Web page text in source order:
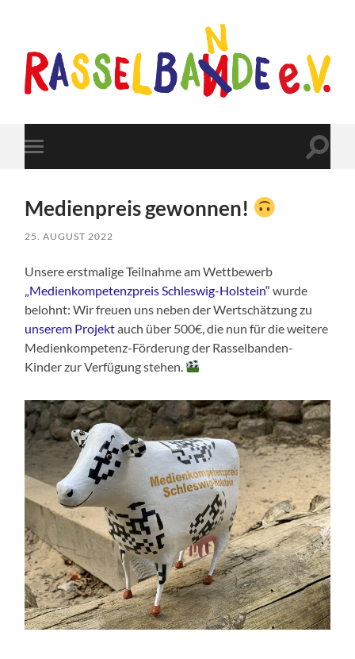
Rasselbande-
Mobile-
Menü
Medienpreis gewonnen!
25. AUGUST 2022
Unsere erstmalige Teilnahme am Wettbewerb
„Medienkompetenzpreis Schleswig-Holstein“ wurde
belohnt: Wir freuen uns neben der Wertschätzung zu
unserem Projektauch über 500€, die nun für die weitere
Medienkompetenz-Förderung der Rasselbanden-
Kinder zur Verfügung stehen.